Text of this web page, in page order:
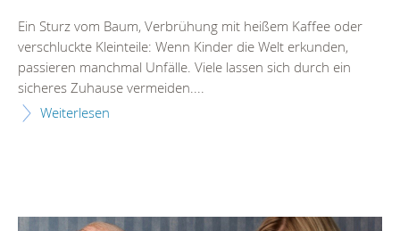
Ein Sturz vom Baum, Verbrühung mit heißem Kaffee oder
verschluckte Kleinteile: Wenn Kinder die Welt erkunden,
passieren manchmal Unfälle. Viele lassen sich durch ein
sicheres Zuhause vermeiden....
Weiterlesen